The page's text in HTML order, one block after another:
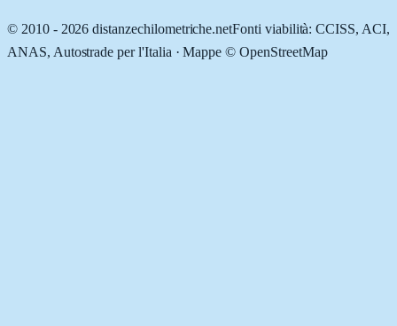
© 2010 - 2026 distanzechilometriche.netFonti viabilità: CCISS, ACI,
ANAS, Autostrade per l'Italia · Mappe © OpenStreetMap